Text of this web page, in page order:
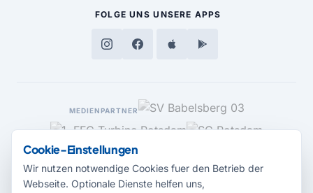
FOLGE UNS UNSERE APPS
MEDIENPARTNER
Cookie-Einstellungen
Wir nutzen notwendige Cookies fuer den Betrieb der
Webseite. Optionale Dienste helfen uns,